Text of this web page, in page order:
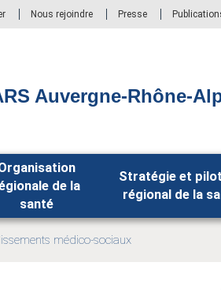
Nous rejoindre Presse
Auvergne-Rhône-
de la
santé
Stratégie et
régional de la
médico-sociaux